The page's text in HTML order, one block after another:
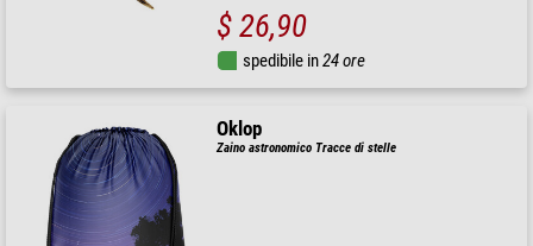
$ 26,90
spedibile in24 ore
Oklop
Zaino astronomico Tracce di stelle